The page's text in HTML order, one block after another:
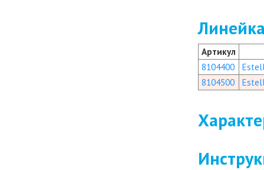
Артикул
8104400
8104500